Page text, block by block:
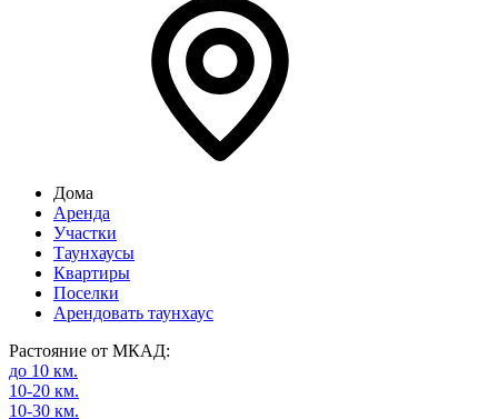
Дома
Аренда
Участки
Таунхаусы
Квартиры
Поселки
Арендовать таунхаус
Растояние от МКАД:
до 10 км.
10-20 км.
10-30 км.